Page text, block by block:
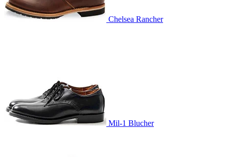
Chelsea Rancher
Mil-1 Blucher